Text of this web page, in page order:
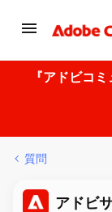
『アドビコ
質問
アドビ